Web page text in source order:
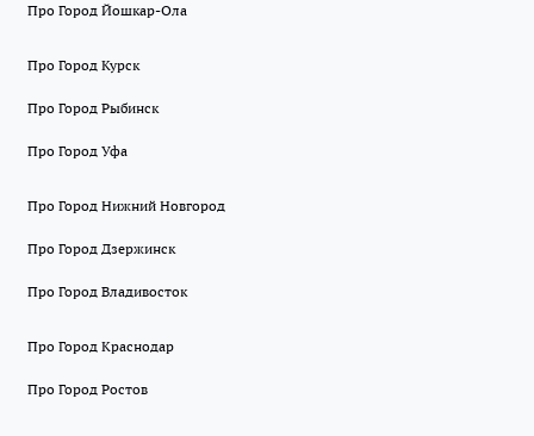
Про Город Йошкар-Ола
Про Город Курск
Про Город Рыбинск
Про Город Уфа
Про Город Нижний Новгород
Про Город Дзержинск
Про Город Владивосток
Про Город Краснодар
Про Город Ростов